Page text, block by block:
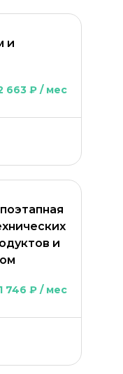
и
663 ₽ / мес
и
1 746 ₽ / мес